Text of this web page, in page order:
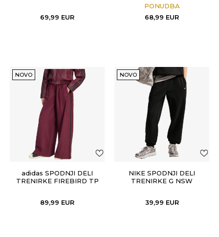
69,99 EUR
PONUDBA
68,99 EUR
NOVO
adidas SPODNJI DELI
TRENIRKE FIREBIRD TP
89,99 EUR
NOVO
NIKE SPODNJI DELI
TRENIRKE G NSW
39,99 EUR